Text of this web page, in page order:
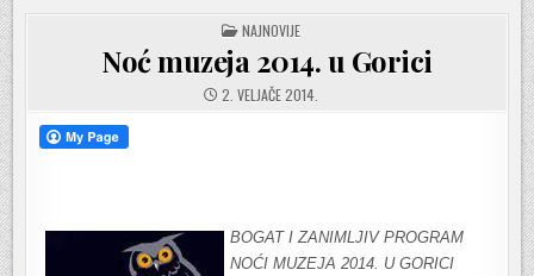
POSTED
IN
NAJNOVIJE
Noć muzeja 2014. u Gorici
2. VELJAČE 2014.
BOGAT I ZANIMLJIV PROGRAM
NOĆI MUZEJA 2014. U GORICI